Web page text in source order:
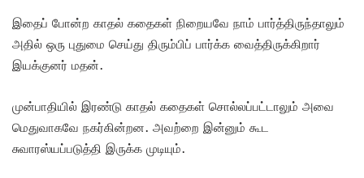
இதைப் போன்ற காதல் கதைகள் நிறையவே நாம் பார்த்திருந்தாலும்
அதில் ஒரு புதுமை செய்து திரும்பிப் பார்க்க வைத்திருக்கிறார்
இயக்குனர் மதன்.
முன்பாதியில் இரண்டு காதல் கதைகள் சொல்லப்பட்டாலும் அவை
மெதுவாகவே நகர்கின்றன. அவற்றை இன்னும் கூட
சுவாரஸ்யப்படுத்தி இருக்க முடியும்.